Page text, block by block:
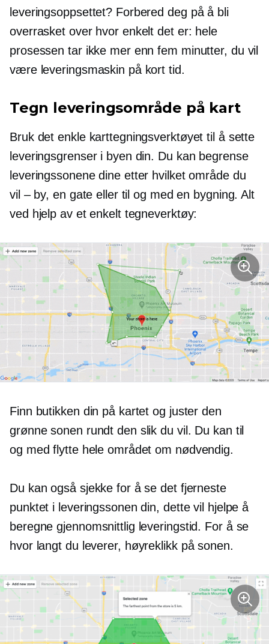
leveringsoppsettet? Forbered deg på å bli
overrasket over hvor enkelt det er: hele
prosessen tar ikke mer enn fem minutter, du vil
være leveringsmaskin på kort tid.
Tegn leveringsområde på kart
Bruk det enkle karttegningsverktøyet til å sette
leveringsgrenser i byen din. Du kan begrense
leveringssonene dine etter hvilket område du
vil – by, en gate eller til og med en bygning. Alt
ved hjelp av et enkelt tegneverktøy:
Finn butikken din på kartet og juster den
grønne sonen rundt den slik du vil. Du kan til
og med flytte hele området om nødvendig.
Du kan også sjekke for å se det fjerneste
punktet i leveringssonen din, dette vil hjelpe å
beregne gjennomsnittlig leveringstid. For å se
hvor langt du leverer, høyreklikkpå sonen.